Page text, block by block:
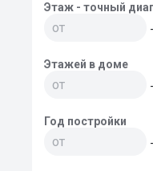
Этаж - точный
Этажей в доме
Год постройки